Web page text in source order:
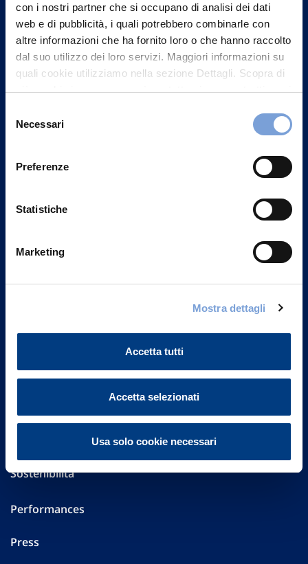
con i nostri partner che si occupano di analisi dei dati
web e di pubblicità, i quali potrebbero combinarle con
altre informazioni che ha fornito loro o che hanno raccolto
dal suo utilizzo dei loro servizi. Maggiori informazioni su
quali cookie utilizziamo nella sezione Dettagli. Scopra di
più su chi siamo, come può contattarci e come trattiamo i
può trovare nel footer del sito nella sezione "Informativa
delNecessari
Preferenze
Statistiche
Marketing
Mostra dettagli
Accetta tutti
Accetta selezionati
Usa solo cookie necessari
un nostro Agente.
Contattaci
Vittoria Assicurazioni S.p.A.
Governance
Altre informazioni
Sostenibilità
Performances
Press